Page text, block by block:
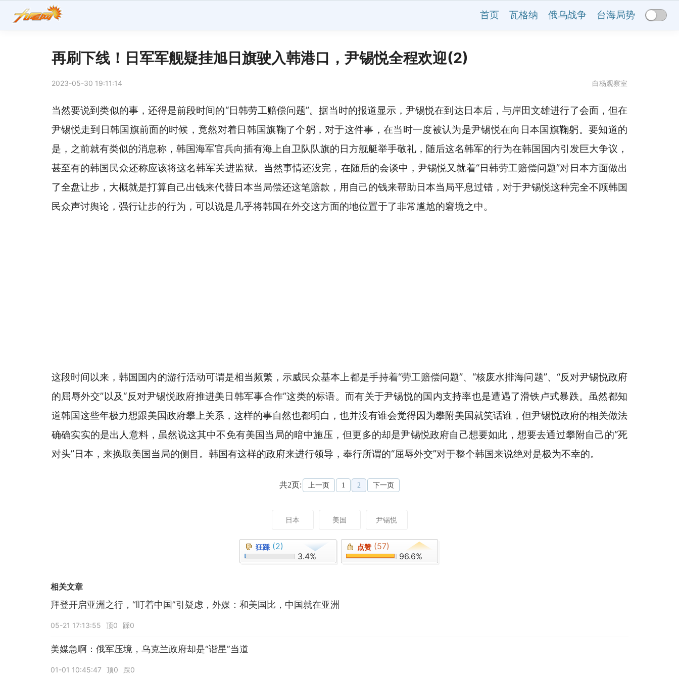
首页 瓦格纳 俄乌战争 台海局势
再刷下线！日军军舰疑挂旭日旗驶入韩港口，尹锡悦全程欢迎(2)
2023-05-30 19:11:14 白杨观察室
当然要说到类似的事，还得是前段时间的“日韩劳工赔偿问题”。据当时的报道显示，尹锡悦在到达日本后，与岸田文雄进行了会面，但在
尹锡悦走到日韩国旗前面的时候，竟然对着日韩国旗鞠了个躬，对于这件事，在当时一度被认为是尹锡悦在向日本国旗鞠躬。要知道的
是，之前就有类似的消息称，韩国海军官兵向插有海上自卫队队旗的日方舰艇举手敬礼，随后这名韩军的行为在韩国国内引发巨大争议，
甚至有的韩国民众还称应该将这名韩军关进监狱。当然事情还没完，在随后的会谈中，尹锡悦又就着“日韩劳工赔偿问题”对日本方面做出
了全盘让步，大概就是打算自己出钱来代替日本当局偿还这笔赔款，用自己的钱来帮助日本当局平息过错，对于尹锡悦这种完全不顾韩国
民众声讨舆论，强行让步的行为，可以说是几乎将韩国在外交这方面的地位置于了非常尴尬的窘境之中。
这段时间以来，韩国国内的游行活动可谓是相当频繁，示威民众基本上都是手持着“劳工赔偿问题”、“核废水排海问题”、“反对尹锡悦政府
的屈辱外交”以及“反对尹锡悦政府推进美日韩军事合作”这类的标语。而有关于尹锡悦的国内支持率也是遭遇了滑铁卢式暴跌。虽然都知
道韩国这些年极力想跟美国政府攀上关系，这样的事自然也都明白，也并没有谁会觉得因为攀附美国就笑话谁，但尹锡悦政府的相关做法
确确实实的是出人意料，虽然说这其中不免有美国当局的暗中施压，但更多的却是尹锡悦政府自己想要如此，想要去通过攀附自己的“死
对头”日本，来换取美国当局的侧目。韩国有这样的政府来进行领导，奉行所谓的“屈辱外交”对于整个韩国来说绝对是极为不幸的。
共2页: 上一页 1 2 下一页
日本 美国 尹锡悦
狂踩 (2)
3.4%
点赞 (57)
96.6%
相关文章
拜登开启亚洲之行，“盯着中国”引疑虑，外媒：和美国比，中国就在亚洲
05-21 17:13:55 顶0 踩0
美媒急啊：俄军压境，乌克兰政府却是“谐星”当道
01-01 10:45:47 顶0 踩0